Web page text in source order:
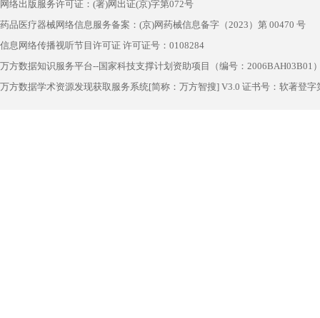
网络出版服务许可证：(署)网出证(京)字第072号
药品医疗器械网络信息服务备案：(京)网药械信息备字（2023）第 00470 号
信息网络传播视听节目许可证 许可证号：0108284
万方数据知识服务平台--国家科技支撑计划资助项目（编号：2006BAH03B01
万方数据学术资源发现获取服务系统[简称：万方智搜] V3.0 证书号：软著登字